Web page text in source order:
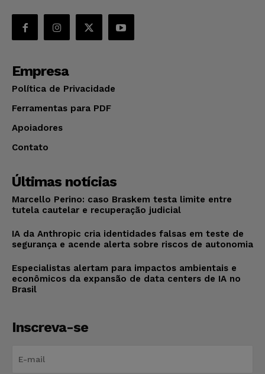
Empresa
Política de Privacidade
Ferramentas para PDF
Apoiadores
Contato
Últimas notícias
Marcello Perino: caso Braskem testa limite entre
tutela cautelar e recuperação judicial
IA da Anthropic cria identidades falsas em teste de
segurança e acende alerta sobre riscos de autonomia
Especialistas alertam para impactos ambientais e
econômicos da expansão de data centers de IA no
Brasil
Inscreva-se